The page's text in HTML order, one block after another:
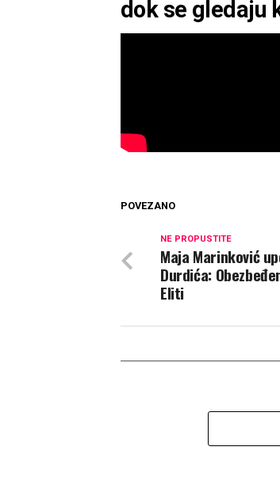
dok se gledaju
POVEZANO
NE PROPUSTITE
Maja Marinković
Durdića:
Eliti